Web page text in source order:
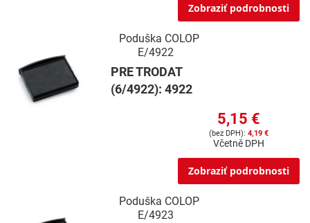
Zobraziť podrobnosti
Poduška COLOP
E/4922
PRE TRODAT
(6/4922): 4922
5,15 €
4,19 €
Včetně DPH
Zobraziť podrobnosti
Poduška COLOP
E/4923